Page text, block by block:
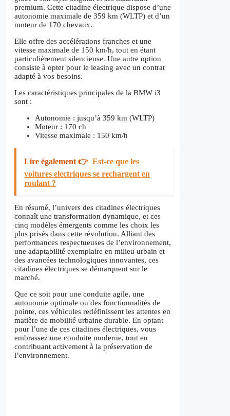
premium. Cette citadine électrique dispose d’une
autonomie maximale de 359 km (WLTP) et d’un
moteur de 170 chevaux.
Elle offre des accélérations franches et une
vitesse maximale de 150 km/h, tout en étant
particulièrement silencieuse. Une autre option
consiste à opter pour le leasing avec un contrat
adapté à vos besoins.
Les caractéristiques principales de la BMW i3
sont :
Autonomie : jusqu’à 359 km (WLTP)
Moteur : 170 ch
Vitesse maximale : 150 km/h
Lire également 👉 Est-ce que les
voitures electriques se rechargent en
roulant ?
En résumé, l’univers des citadines électriques
connaît une transformation dynamique, et ces
cinq modèles émergents comme les choix les
plus prisés dans cette révolution. Alliant des
performances respectueuses de l’environnement,
une adaptabilité exemplaire en milieu urbain et
des avancées technologiques innovantes, ces
citadines électriques se démarquent sur le
marché.
Que ce soit pour une conduite agile, une
autonomie optimale ou des fonctionnalités de
pointe, ces véhicules redéfinissent les attentes en
matière de mobilité urbaine durable. En optant
pour l’une de ces citadines électriques, vous
embrassez une conduite moderne, tout en
contribuant activement à la préservation de
l’environnement.